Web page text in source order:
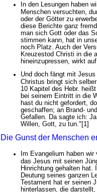
In den Lesungen haben
Menschen versuchten,
oder der Götter zu
diese Berichte ganz
man sich Gott oder das
stimmen kann, hat in
noch Platz. Auch der
Kreuzestod Christi in die
hineinzupressen, wirkt
Und doch fängt mit
Christus bringt sich
10 Kapitel des Hebr.
bei seinem Eintritt in die
hast du nicht gefordert,
geschaffen; an Brand-
Gefallen. Da sagte ich:
Willen, Gott, zu tun."[1]
Die Gunst der Menschen
Im Evangelium haben
das Jesus mit seinen
Hinrichtung gehalten hat.
Deutung seines ganzen
Testament hat er seinen
hinterlassen, die